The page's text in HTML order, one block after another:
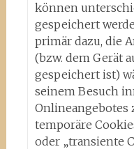
können
gespeichert
primär dazu, die
(bzw. dem Gerät
gespeichert ist)
seinem Besuch
Onlineangebotes
temporäre
oder „transiente